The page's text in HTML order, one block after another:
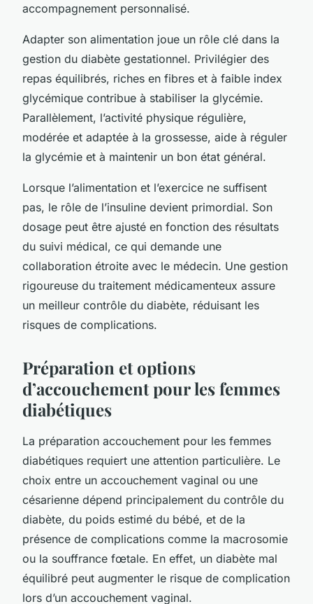
accompagnement personnalisé.
Adapter son alimentation joue un rôle clé dans la
gestion du diabète gestationnel. Privilégier des
repas équilibrés, riches en fibres et à faible index
glycémique contribue à stabiliser la glycémie.
Parallèlement, l’activité physique régulière,
modérée et adaptée à la grossesse, aide à réguler
la glycémie et à maintenir un bon état général.
Lorsque l’alimentation et l’exercice ne suffisent
pas, le rôle de l’insuline devient primordial. Son
dosage peut être ajusté en fonction des résultats
du suivi médical, ce qui demande une
collaboration étroite avec le médecin. Une gestion
rigoureuse du traitement médicamenteux assure
un meilleur contrôle du diabète, réduisant les
risques de complications.
Préparation et options
d’accouchement pour les femmes
diabétiques
La préparation accouchement pour les femmes
diabétiques requiert une attention particulière. Le
choix entre un accouchement vaginal ou une
césarienne dépend principalement du contrôle du
diabète, du poids estimé du bébé, et de la
présence de complications comme la macrosomie
ou la souffrance fœtale. En effet, un diabète mal
équilibré peut augmenter le risque de complication
lors d’un accouchement vaginal.